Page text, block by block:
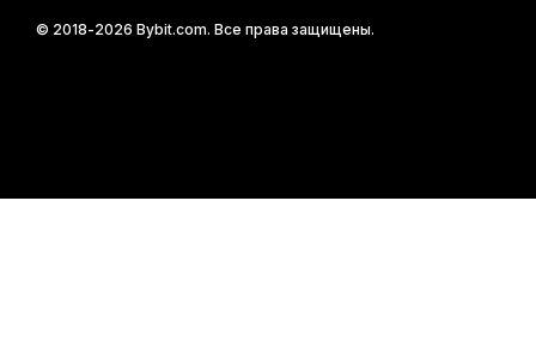
© 2018-2026 Bybit.com. Все права защищены.